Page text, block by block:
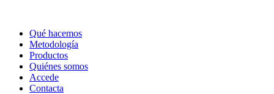
Qué hacemos
Metodología
Productos
Quiénes somos
Accede
Contacta